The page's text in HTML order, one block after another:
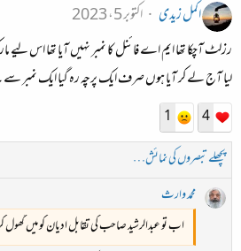
اکمل زیدی
اکتوبر 5، 2023
رزلٹ آچکا تھا ایم اے فائنل کا نمبر نہیں آیا تھا اس
لیا آج لے کر آیا ہوں صرف ایک پرچہ رہ گیا ایک نمبر
4
1
پچھلے تبصروں کی نمائش…
محمد وارث
اب تو عبدالرشید صاحب کی تقابل ادیان کو میں گھول